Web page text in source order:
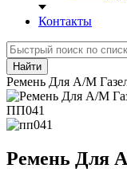
Контакты
Найти
Ремень Для А/М
ПП041
Ремень Для